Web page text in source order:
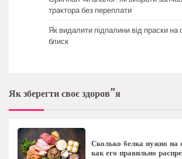
трактора без переплати
Як видалити підпалини від праски на
блиск
Як зберегти своє здоров”я
Сколько белка нужно на
как его правильно